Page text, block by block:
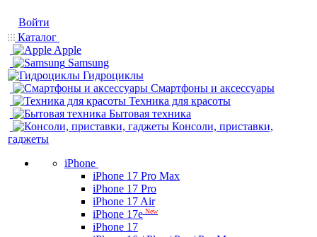
Войти
Каталог
Apple
Samsung
Гидроциклы
Смартфоны и аксессуары
Техника для красоты
Бытовая техника
Консоли, приставки,
гаджеты
iPhone
iPhone 17 Pro Max
iPhone 17 Pro
iPhone 17 Air
iPhone 17e New
iPhone 17